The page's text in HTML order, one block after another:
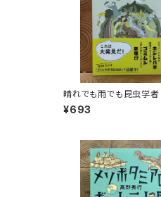
晴れでも雨でも昆虫学者
¥693